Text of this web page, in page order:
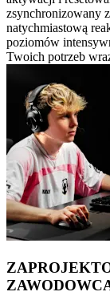
zsynchronizowany
natychmiastową
poziomów
Twoich potrzeb